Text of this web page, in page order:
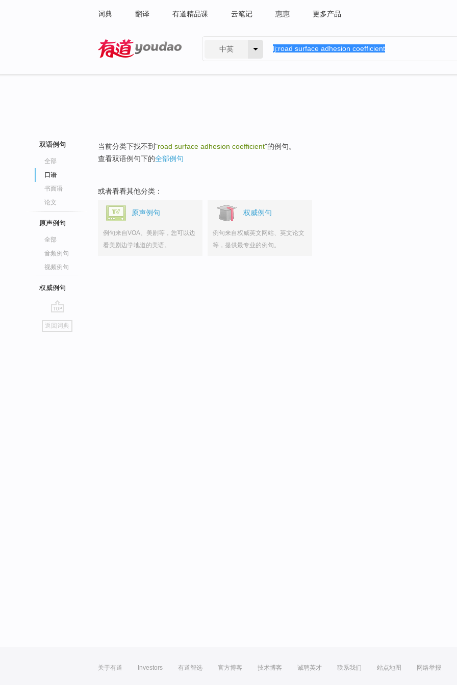
词典 翻译 有道精品课 云笔记 惠惠 更多产品
中英
双语例句
全部
口语
书面语
论文
原声例句
全部
音频例句
视频例句
权威例句
go
top
返回词典
当前分类下找不到"road surface adhesion coefficient"的例句。
查看双语例句下的全部例句
或者看看其他分类：
原声例句
例句来自VOA、美剧等，您可以边
看美剧边学地道的美语。
权威例句
例句来自权威英文网站、英文论文
等，提供最专业的例句。
关于有道 Investors 有道智选 官方博客 技术博客 诚聘英才 联系我们 站点地图 网络举报